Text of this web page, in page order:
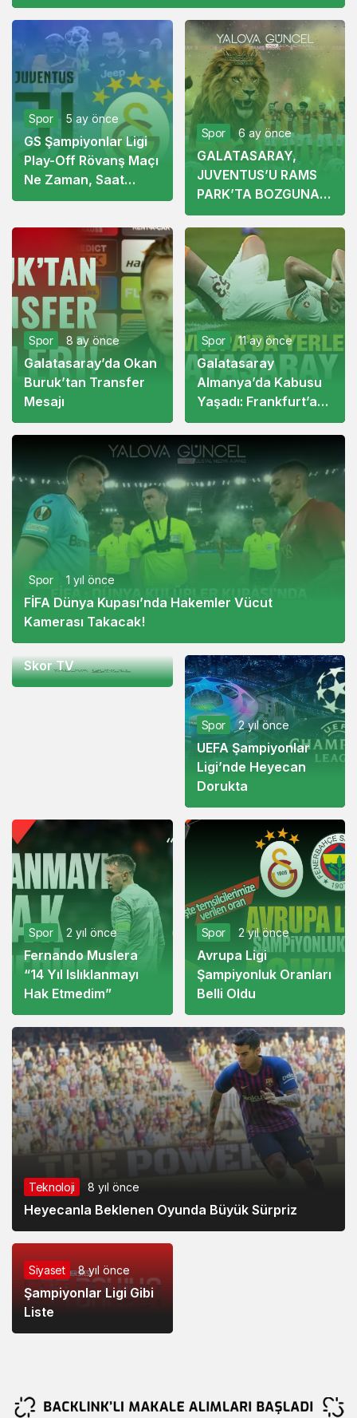
Spor 5 ay önce
GS Şampiyonlar Ligi
Play-Off Rövanş Maçı
Ne Zaman, Saat
Kaçta? Muhtemel
Spor 6 ay önce
GALATASARAY,
JUVENTUS’U RAMS
PARK’TA BOZGUNA
UĞRATTI
Spor 8 ay önce
Galatasaray’da Okan
Buruk’tan Transfer
Mesajı
Spor 11 ay önce
Galatasaray
Almanya’da Kabusu
Yaşadı: Frankfurt’a
5-1 Mağlup Oldu
Spor 1 yıl önce
FİFA Dünya Kupası’nda Hakemler Vücut
Kamerası Takacak!
Spor 1 yıl önce
Spor Tutkunlarının
Yeni Adresi: Güncel
Skor TV
Spor 2 yıl önce
UEFA Şampiyonlar
Ligi’nde Heyecan
Dorukta
Spor 2 yıl önce
Fernando Muslera
“14 Yıl Islıklanmayı
Hak Etmedim”
Spor 2 yıl önce
Avrupa Ligi
Şampiyonluk Oranları
Belli Oldu
Teknoloji 8 yıl önce
Heyecanla Beklenen Oyunda Büyük Sürpriz
Siyaset 8 yıl önce
Şampiyonlar Ligi Gibi
Liste